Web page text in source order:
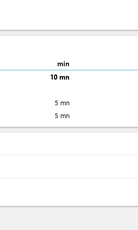
min
10 mn
5 mn
5 mn